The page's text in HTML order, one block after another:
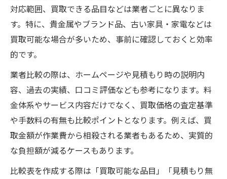
対応範囲、買取できる品目などは業者ごとに異なりま
す。特に、貴金属やブランド品、古い家具・家電などは
買取可能な場合が多いため、事前に確認しておくと効率
的です。
業者比較の際は、ホームページや見積もり時の説明内
容、過去の実績、口コミ評価なども参考になります。料
金体系やサービス内容だけでなく、買取価格の査定基準
や手数料の有無も比較ポイントとなります。例えば、買
取金額が作業費から相殺される業者もあるため、実質的
な負担額が減るケースもあります。
比較表を作成する際は「買取可能な品目」「見積もり無